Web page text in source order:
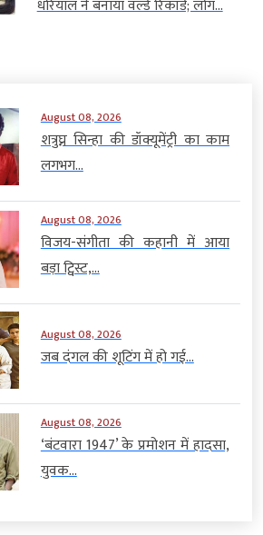
धरियाल ने बनाया वर्ल्ड रिकॉर्ड; लोग...
August 08, 2026
शत्रुघ्न सिन्हा की डॉक्यूमेंट्री का काम
लगभग...
August 08, 2026
विजय-संगीता की कहानी में आया
बड़ा ट्विस्ट,...
August 08, 2026
जब दंगल की शूटिंग में हो गई...
August 08, 2026
‘बंटवारा 1947’ के प्रमोशन में हादसा,
युवक...